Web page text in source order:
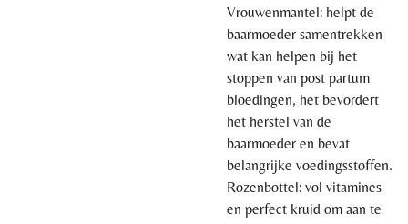
Vrouwenmantel: helpt de
baarmoeder samentrekken
wat kan helpen bij het
stoppen van post partum
bloedingen, het bevordert
het herstel van de
baarmoeder en bevat
belangrijke voedingsstoffen.
Rozenbottel: vol vitamines
en perfect kruid om aan te